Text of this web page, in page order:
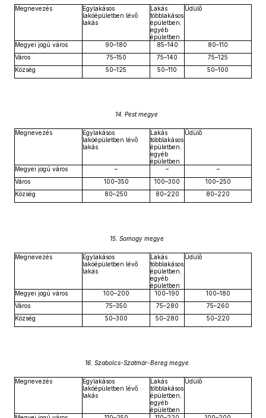
Megnevezés
Egylakásos
lakóépületben lévő
lakás
Lakás
többlakásos
épületben,
egyéb
épületben
Üdülő
Megyei jogú város 90–180 85–140
80–110
Város
75–150 75–140
75–125
Község
50–125 50–110 50–100
14. Pest megye
Megnevezés
Egylakásos
lakóépületben lévő
lakás
Lakás
többlakásos
épületben,
egyéb
épületben
Üdülő
Megyei jogú város – –
–
Város
100–350 100–300
100–250
Község
80–250 80–220 80–220
15. Somogy megye
Megnevezés
Egylakásos
lakóépületben lévő
lakás
Lakás
többlakásos
épületben,
egyéb
épületben
Üdülő
Megyei jogú város 100–200 100–190
100–180
Város
75–350 75–280
75–260
Község
50–300 50–280 50–220
16. Szabolcs-Szatmár-Bereg megye
Megnevezés
Egylakásos
lakóépületben lévő
lakás
Lakás
többlakásos
épületben,
egyéb
épületben
Üdülő